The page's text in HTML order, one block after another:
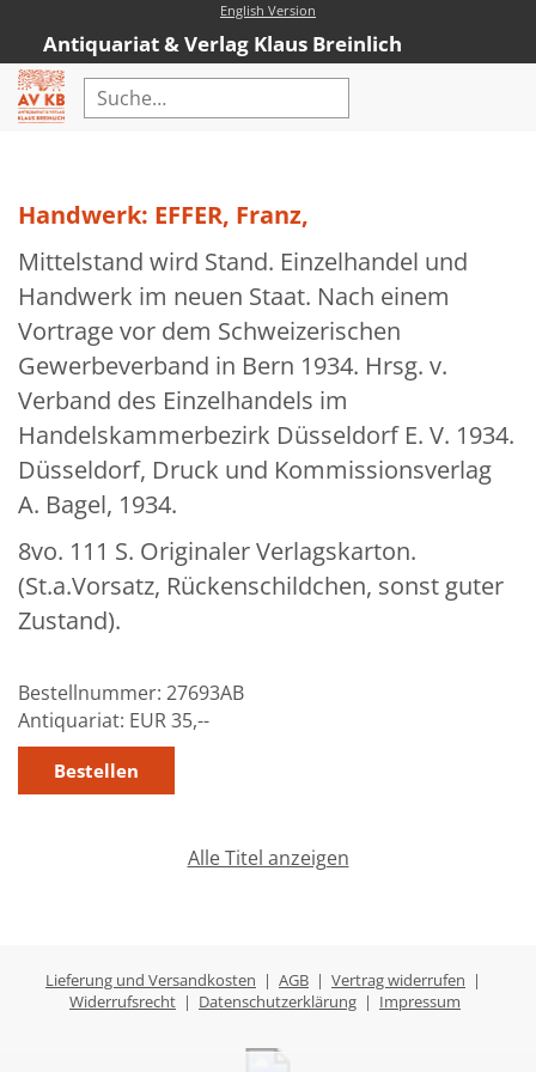
English Version
Antiquariat & Verlag Klaus Breinlich
Kataloge
Neubücher
AVKB-Edition
AVKB-Edition Downloads
Buchempfehlungen
Neubuchsortiment
Über uns
Aktuelles
Buchbinderei und Restauration
Glossar und Bibliographien
Warenkorb
Handwerk: EFFER, Franz,
Mittelstand wird Stand. Einzelhandel und
Handwerk im neuen Staat. Nach einem
Vortrage vor dem Schweizerischen
Gewerbeverband in Bern 1934. Hrsg. v.
Verband des Einzelhandels im
Handelskammerbezirk Düsseldorf E. V. 1934.
Düsseldorf, Druck und Kommissionsverlag
A. Bagel, 1934.
8vo. 111 S. Originaler Verlagskarton.
(St.a.Vorsatz, Rückenschildchen, sonst guter
Zustand).
Bestellnummer: 27693AB
Antiquariat: EUR 35,--
Alle Titel anzeigen
Lieferung und Versandkosten | AGB | Vertrag widerrufen |
Widerrufsrecht | Datenschutzerklärung | Impressum